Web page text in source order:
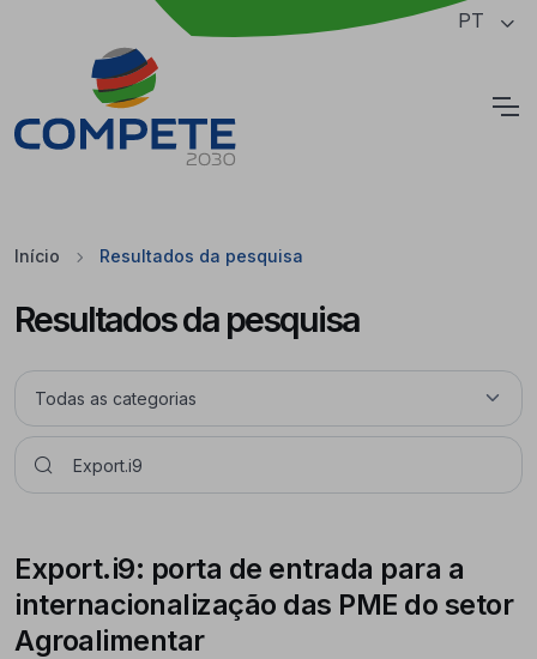
Saltar para o conteúdo principal da página PT
Início Resultados da pesquisa
Resultados da pesquisa
Export.i9: porta de entrada para a
internacionalização das PME do setor
Agroalimentar